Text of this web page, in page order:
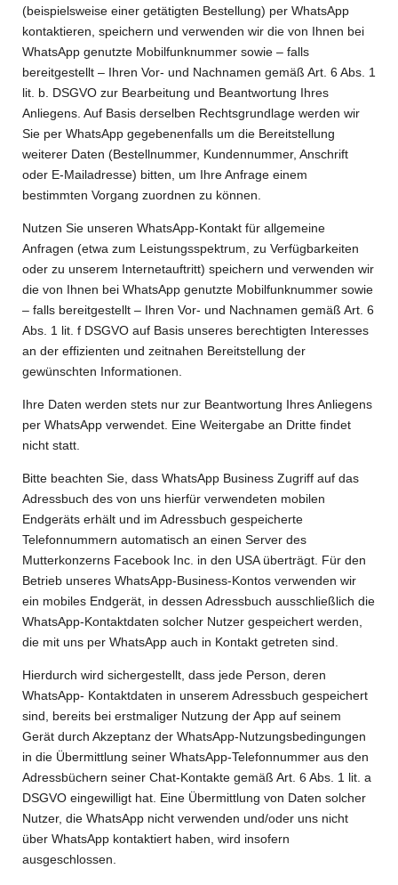
(beispielsweise einer getätigten Bestellung) per WhatsApp
kontaktieren, speichern und verwenden wir die von Ihnen bei
WhatsApp genutzte Mobilfunknummer sowie – falls
bereitgestellt – Ihren Vor- und Nachnamen gemäß Art. 6 Abs. 1
lit. b. DSGVO zur Bearbeitung und Beantwortung Ihres
Anliegens. Auf Basis derselben Rechtsgrundlage werden wir
Sie per WhatsApp gegebenenfalls um die Bereitstellung
weiterer Daten (Bestellnummer, Kundennummer, Anschrift
oder E-Mailadresse) bitten, um Ihre Anfrage einem
bestimmten Vorgang zuordnen zu können.
Nutzen Sie unseren WhatsApp-Kontakt für allgemeine
Anfragen (etwa zum Leistungsspektrum, zu Verfügbarkeiten
oder zu unserem Internetauftritt) speichern und verwenden wir
die von Ihnen bei WhatsApp genutzte Mobilfunknummer sowie
– falls bereitgestellt – Ihren Vor- und Nachnamen gemäß Art. 6
Abs. 1 lit. f DSGVO auf Basis unseres berechtigten Interesses
an der effizienten und zeitnahen Bereitstellung der
gewünschten Informationen.
Ihre Daten werden stets nur zur Beantwortung Ihres Anliegens
per WhatsApp verwendet. Eine Weitergabe an Dritte findet
nicht statt.
Bitte beachten Sie, dass WhatsApp Business Zugriff auf das
Adressbuch des von uns hierfür verwendeten mobilen
Endgeräts erhält und im Adressbuch gespeicherte
Telefonnummern automatisch an einen Server des
Mutterkonzerns Facebook Inc. in den USA überträgt. Für den
Betrieb unseres WhatsApp-Business-Kontos verwenden wir
ein mobiles Endgerät, in dessen Adressbuch ausschließlich die
WhatsApp-Kontaktdaten solcher Nutzer gespeichert werden,
die mit uns per WhatsApp auch in Kontakt getreten sind.
Hierdurch wird sichergestellt, dass jede Person, deren
WhatsApp- Kontaktdaten in unserem Adressbuch gespeichert
sind, bereits bei erstmaliger Nutzung der App auf seinem
Gerät durch Akzeptanz der WhatsApp-Nutzungsbedingungen
in die Übermittlung seiner WhatsApp-Telefonnummer aus den
Adressbüchern seiner Chat-Kontakte gemäß Art. 6 Abs. 1 lit. a
DSGVO eingewilligt hat. Eine Übermittlung von Daten solcher
Nutzer, die WhatsApp nicht verwenden und/oder uns nicht
über WhatsApp kontaktiert haben, wird insofern
ausgeschlossen.